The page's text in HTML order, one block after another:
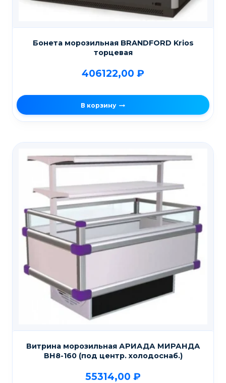
Бонета морозильная BRANDFORD Krios
торцевая
406122,00 ₽
В корзину
Витрина морозильная АРИАДА МИРАНДА
ВН8-160 (под центр. холодоснаб.)
55314,00 ₽